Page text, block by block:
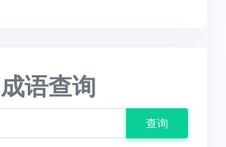
成语查询
查询